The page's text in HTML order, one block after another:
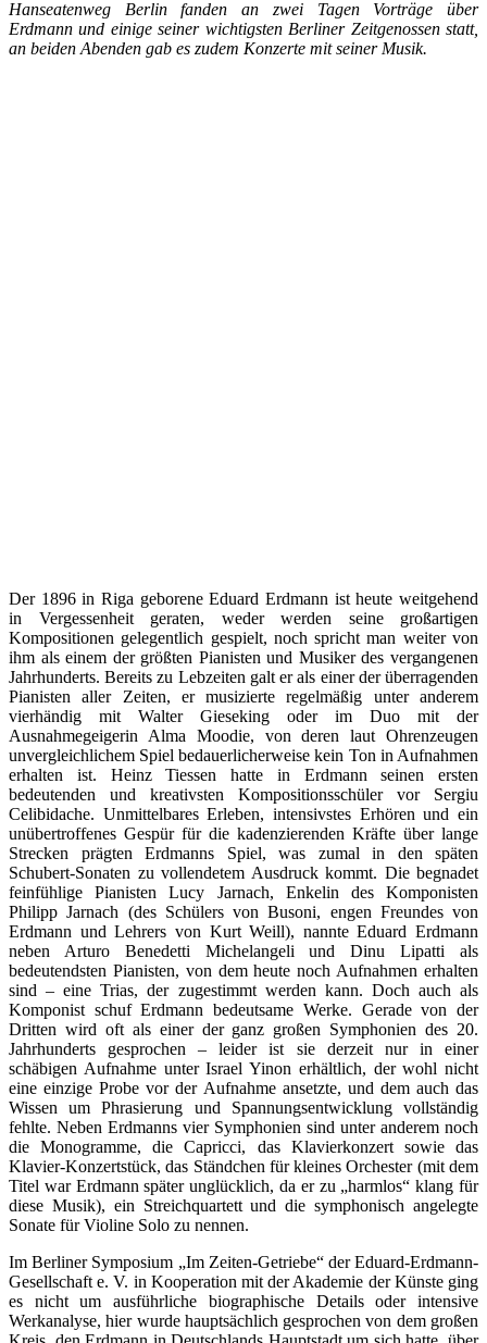
Hanseatenweg Berlin fanden an zwei Tagen Vorträge über
Erdmann und einige seiner wichtigsten Berliner Zeitgenossen statt,
an beiden Abenden gab es zudem Konzerte mit seiner Musik.
Der 1896 in Riga geborene Eduard Erdmann ist heute weitgehend
in Vergessenheit geraten, weder werden seine großartigen
Kompositionen gelegentlich gespielt, noch spricht man weiter von
ihm als einem der größten Pianisten und Musiker des vergangenen
Jahrhunderts. Bereits zu Lebzeiten galt er als einer der überragenden
Pianisten aller Zeiten, er musizierte regelmäßig unter anderem
vierhändig mit Walter Gieseking oder im Duo mit der
Ausnahmegeigerin Alma Moodie, von deren laut Ohrenzeugen
unvergleichlichem Spiel bedauerlicherweise kein Ton in Aufnahmen
erhalten ist. Heinz Tiessen hatte in Erdmann seinen ersten
bedeutenden und kreativsten Kompositionsschüler vor Sergiu
Celibidache. Unmittelbares Erleben, intensivstes Erhören und ein
unübertroffenes Gespür für die kadenzierenden Kräfte über lange
Strecken prägten Erdmanns Spiel, was zumal in den späten
Schubert-Sonaten zu vollendetem Ausdruck kommt. Die begnadet
feinfühlige Pianisten Lucy Jarnach, Enkelin des Komponisten
Philipp Jarnach (des Schülers von Busoni, engen Freundes von
Erdmann und Lehrers von Kurt Weill), nannte Eduard Erdmann
neben Arturo Benedetti Michelangeli und Dinu Lipatti als
bedeutendsten Pianisten, von dem heute noch Aufnahmen erhalten
sind – eine Trias, der zugestimmt werden kann. Doch auch als
Komponist schuf Erdmann bedeutsame Werke. Gerade von der
Dritten wird oft als einer der ganz großen Symphonien des 20.
Jahrhunderts gesprochen – leider ist sie derzeit nur in einer
schäbigen Aufnahme unter Israel Yinon erhältlich, der wohl nicht
eine einzige Probe vor der Aufnahme ansetzte, und dem auch das
Wissen um Phrasierung und Spannungsentwicklung vollständig
fehlte. Neben Erdmanns vier Symphonien sind unter anderem noch
die Monogramme, die Capricci, das Klavierkonzert sowie das
Klavier-Konzertstück, das Ständchen für kleines Orchester (mit dem
Titel war Erdmann später unglücklich, da er zu „harmlos“ klang für
diese Musik), ein Streichquartett und die symphonisch angelegte
Sonate für Violine Solo zu nennen.
Im Berliner Symposium „Im Zeiten-Getriebe“ der Eduard-Erdmann-
Gesellschaft e. V. in Kooperation mit der Akademie der Künste ging
es nicht um ausführliche biographische Details oder intensive
Werkanalyse, hier wurde hauptsächlich gesprochen von dem großen